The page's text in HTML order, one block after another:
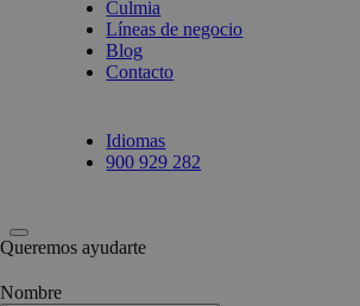
Culmia
Líneas de negocio
Blog
Contacto
Idiomas
900 929 282
Queremos ayudarte
Nombre